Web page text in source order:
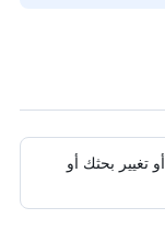
تغيير بحثك أو